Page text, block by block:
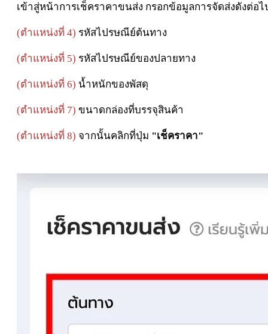
เข้าสู่หน้าการเช็คราคาขนส่ง กรอกข้อมูลการจัดส่งดังต่อ
(ตำแหน่งที่ 4) รหัสไปรษณีย์ต้นทาง
(ตำแหน่งที่ 5) รหัสไปรษณีย์ของปลายทาง
(ตำแหน่งที่ 6) น้ำหนักของพัสดุ
(ตำแหน่งที่ 7) ขนาดกล่องที่บรรจุสินค้า
(ตำแหน่งที่ 8) จากนั้นคลิกที่ปุ่ม "เช็คราคา"